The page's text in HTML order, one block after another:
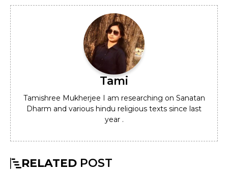
Tami
Tamishree Mukherjee I am researching on Sanatan
Dharm and various hindu religious texts since last
year .
RELATED POST